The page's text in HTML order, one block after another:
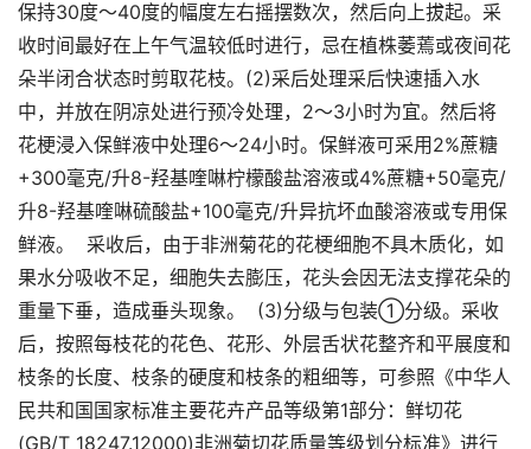
保持30度～40度的幅度左右摇摆数次，然后向上拔起。采
收时间最好在上午气温较低时进行，忌在植株萎蔫或夜间花
朵半闭合状态时剪取花枝。(2)采后处理采后快速插入水
中，并放在阴凉处进行预冷处理，2～3小时为宜。然后将
花梗浸入保鲜液中处理6～24小时。保鲜液可采用2%蔗糖
+300毫克/升8-羟基喹啉柠檬酸盐溶液或4%蔗糖+50毫克/
升8-羟基喹啉硫酸盐+100毫克/升异抗坏血酸溶液或专用保
鲜液。 采收后，由于非洲菊花的花梗细胞不具木质化，如
果水分吸收不足，细胞失去膨压，花头会因无法支撑花朵的
重量下垂，造成垂头现象。 (3)分级与包装①分级。采收
后，按照每枝花的花色、花形、外层舌状花整齐和平展度和
枝条的长度、枝条的硬度和枝条的粗细等，可参照《中华人
民共和国国家标准主要花卉产品等级第1部分：鲜切花
(GB/T 18247.12000)非洲菊切花质量等级划分标准》进行